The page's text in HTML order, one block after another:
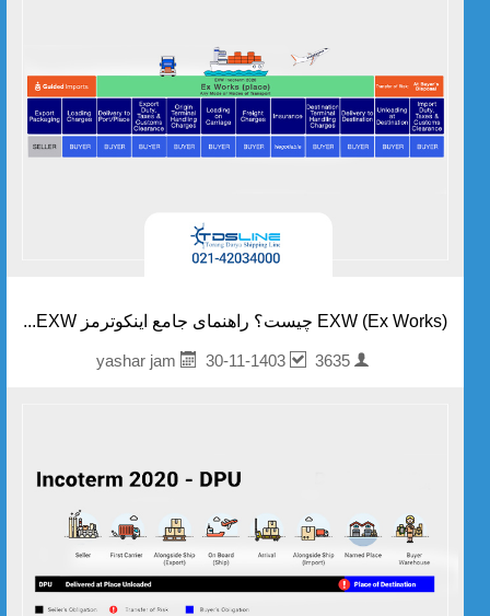
EXW (Ex Works) چیست؟ راهنمای جامع اینکوترمز EXW...
yashar jam
30-11-1403 3635